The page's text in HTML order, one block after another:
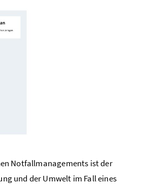
Notfallmanagements ist der
und der Umwelt im Fall eines